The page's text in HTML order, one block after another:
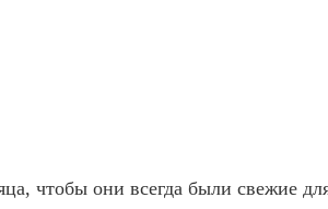
чтобы они всегда были свежие